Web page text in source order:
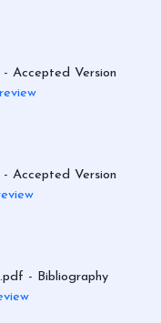
- Accepted Version
- Accepted Version
- Bibliography